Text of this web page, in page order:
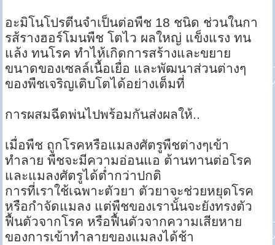
อะมิโนโปรตีนจำเป็นต่อพืช 18 ชนิด ช่วนในกา
รส้รางฮอร์โมนพืช โตไว ผลใหญ่ แข็งแรง ทน
แล้ง ทนโรค ทำไห้เกิดการสร้างและขยาย
ขนาดของเซลล์เนื้อเยื่อ และพัฒนาส่วนต่างๆ
ของพืชเจริญเติบโตได้อย่างเต็มที่
การผสมฉีดพ่นไปพร้อมกันส่งผลให้..
เมื่อพืช ถูกโรคหรือแมลงศัตรูพืชต่างๆเข้า
ทำลาย พืชจะมีความอ่อนแอ ต้านทานต่อโรค
และแมลงศัตรูได้ต่ำกว่าปกติ
การที่เราใช้เฉพาะตัวยา ตัวยาจะช่วยหยุดโรค
หรือกำจัดแมลง แต่พืชของเรานั้นจะยังทรงตัว
ฟื้นตัวจากโรค หรือฟื้นตัวจากความเสียหาย
ของการเข้าทำลายของแมลงได้ช้า